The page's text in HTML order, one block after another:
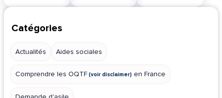
Catégories
Actualités Aides sociales
Comprendre lesOQTF en France